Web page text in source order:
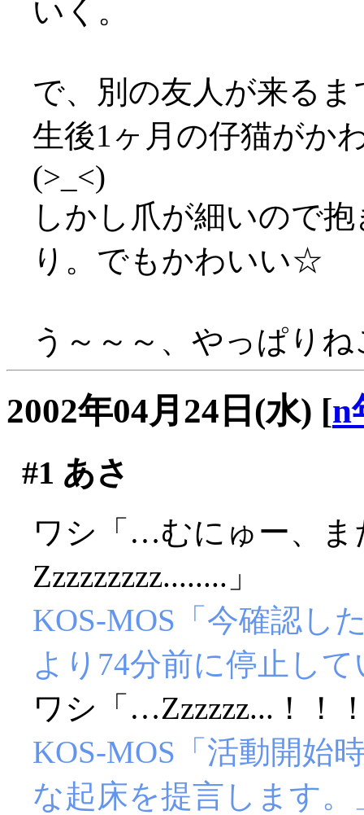
いく。
で、別の友人が来る
生後1ヶ月の仔猫がか
(>_<)
しかし爪が細いので
り。でもかわいい☆
う～～～、やっぱり
2002年04月24日(水) [n
#1 あさ
ワシ「…むにゅー、
Zzzzzzzzz........」
KOS-MOS「今確認し
より74分前に停止し
ワシ「…Zzzzzz...！！
KOS-MOS「活動開始
な起床を提言します。